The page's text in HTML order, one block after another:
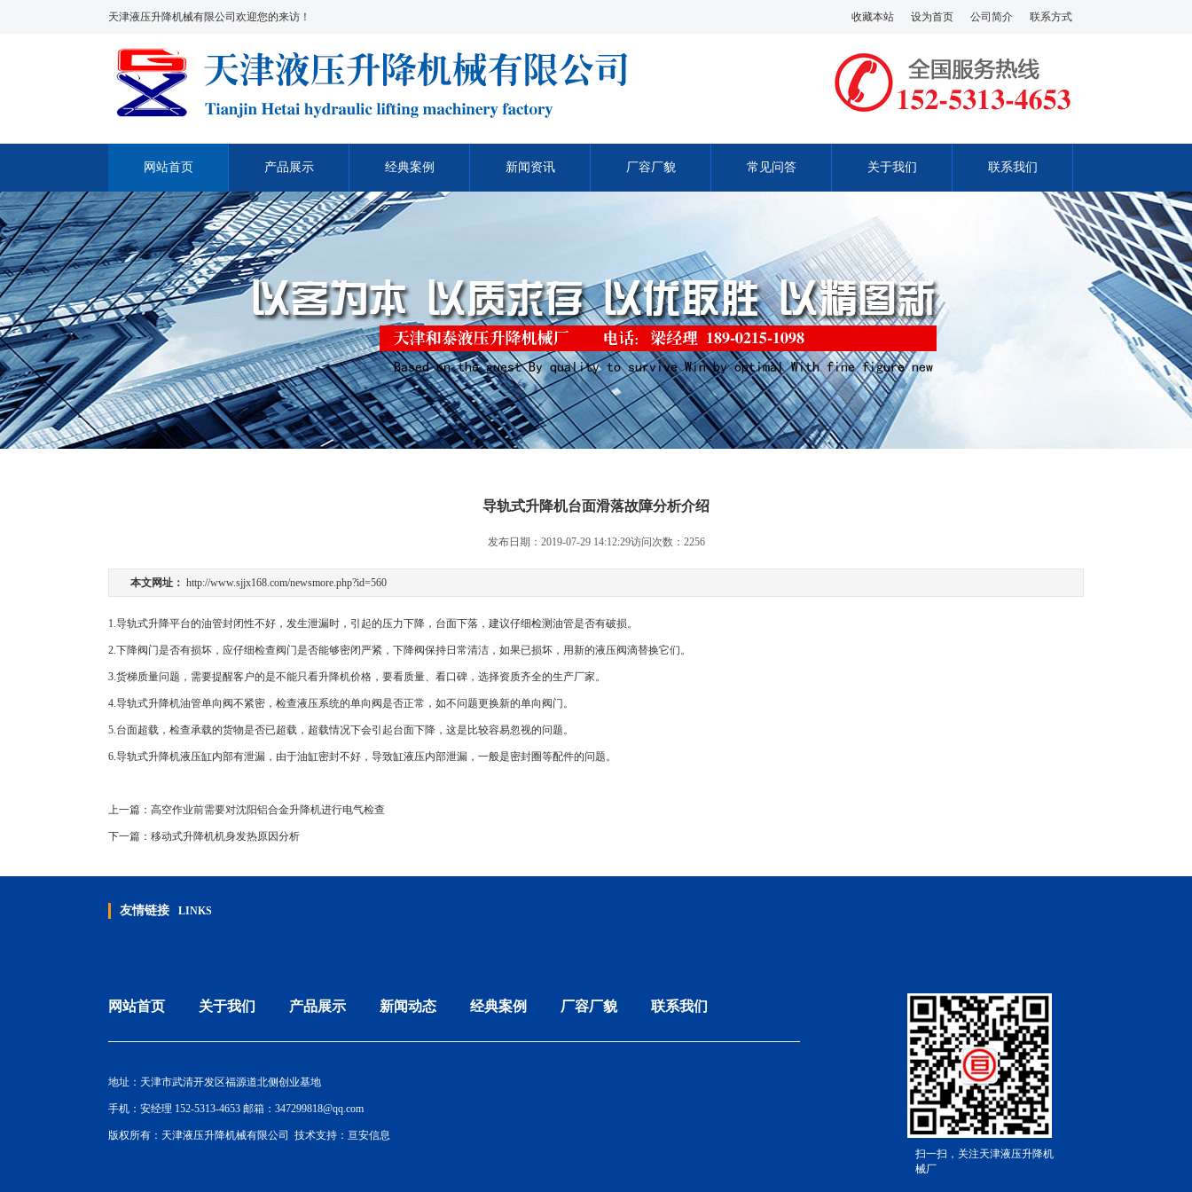
天津液压升降机械有限公司欢迎您的来访！ 收藏本站 设为首页 公司简介 联系方式
网站首页 产品展示 经典案例 新闻资讯 厂容厂貌 常见问答 关于我们 联系我们
导轨式升降机台面滑落故障分析介绍
发布日期：2019-07-29 14:12:29访问次数：2256
本文网址： http://www.sjjx168.com/newsmore.php?id=560
1.导轨式升降平台的油管封闭性不好，发生泄漏时，引起的压力下降，台面下落，建议仔细检测油管是否有破损。
2.下降阀门是否有损坏，应仔细检查阀门是否能够密闭严紧，下降阀保持日常清洁，如果已损坏，用新的液压阀滴替换它们。
3.货梯质量问题，需要提醒客户的是不能只看升降机价格，要看质量、看口碑，选择资质齐全的生产厂家。
4.导轨式升降机油管单向阀不紧密，检查液压系统的单向阀是否正常，如不问题更换新的单向阀门。
5.台面超载，检查承载的货物是否已超载，超载情况下会引起台面下降，这是比较容易忽视的问题。
6.导轨式升降机液压缸内部有泄漏，由于油缸密封不好，导致缸液压内部泄漏，一般是密封圈等配件的问题。
上一篇： 高空作业前需要对沈阳铝合金升降机进行电气检查
下一篇： 移动式升降机机身发热原因分析
友情链接 LINKS
网站首页 关于我们 产品展示 新闻动态 经典案例 厂容厂貌 联系我们
地址：天津市武清开发区福源道北侧创业基地
手机：安经理 152-5313-4653 邮箱：347299818@qq.com
版权所有：天津液压升降机械有限公司 技术支持： 亘安信息
扫一扫，关注天津液压升降机
械厂